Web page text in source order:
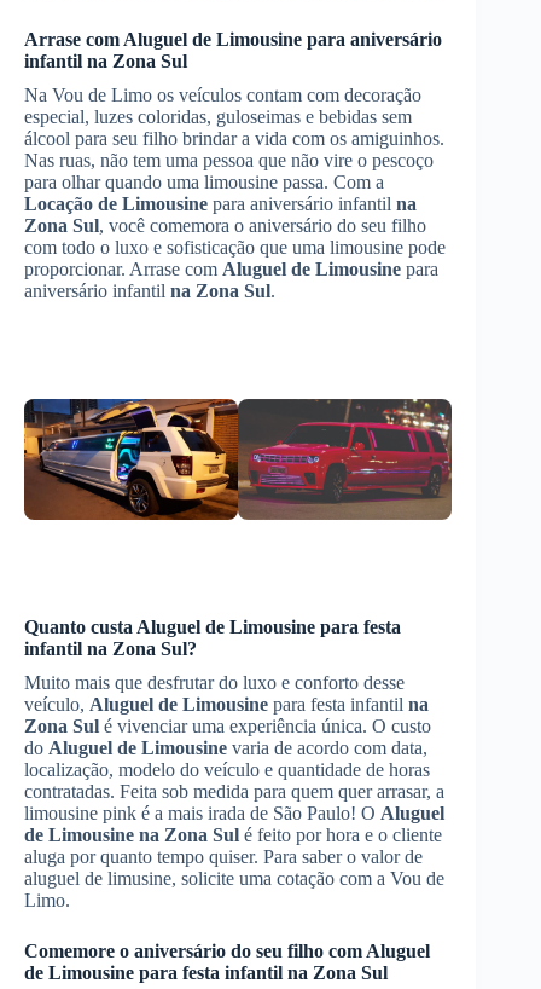
Arrase com Aluguel de Limousine para aniversário
infantil na Zona Sul
Na Vou de Limo os veículos contam com decoração
especial, luzes coloridas, guloseimas e bebidas sem
álcool para seu filho brindar a vida com os amiguinhos.
Nas ruas, não tem uma pessoa que não vire o pescoço
para olhar quando uma limousine passa. Com a
Locação de Limousine para aniversário infantil na
Zona Sul, você comemora o aniversário do seu filho
com todo o luxo e sofisticação que uma limousine pode
proporcionar. Arrase com Aluguel de Limousine para
aniversário infantil na Zona Sul.
Quanto custa Aluguel de Limousine para festa
infantil na Zona Sul?
Muito mais que desfrutar do luxo e conforto desse
veículo, Aluguel de Limousine para festa infantil na
Zona Sul é vivenciar uma experiência única. O custo
do Aluguel de Limousine varia de acordo com data,
localização, modelo do veículo e quantidade de horas
contratadas. Feita sob medida para quem quer arrasar, a
limousine pink é a mais irada de São Paulo! O Aluguel
de Limousine na Zona Sul é feito por hora e o cliente
aluga por quanto tempo quiser. Para saber o valor de
aluguel de limusine, solicite uma cotação com a Vou de
Limo.
Comemore o aniversário do seu filho com Aluguel
de Limousine para festa infantil na Zona Sul